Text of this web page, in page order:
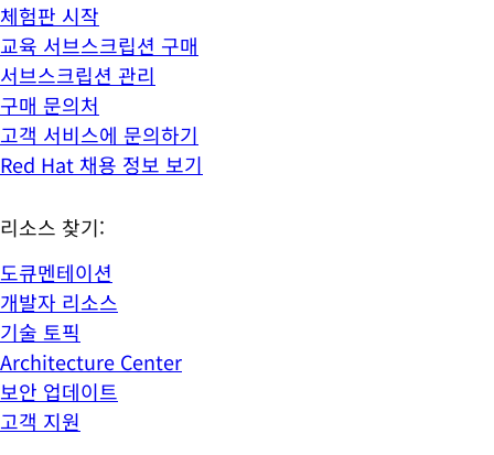
체험판 시작
교육 서브스크립션 구매
서브스크립션 관리
구매 문의처
고객 서비스에 문의하기
Red Hat 채용 정보 보기
리소스 찾기:
도큐멘테이션
개발자 리소스
기술 토픽
Architecture Center
보안 업데이트
고객 지원